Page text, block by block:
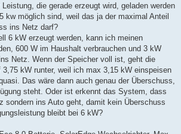
die gerade erzeugt wird, geladen werden
kw möglich sind, weil das ja der maximal Anteil
ins Netz darf?
6 kW erzeugt werden, kann ich meinen
600 W im Haushalt verbrauchen und 3 kW
Netz. Wenn der Speicher voll ist, geht die
3,75 kW runter, weil ich max 3,15 kW einspeisen
Das wäre dann auch genau der Überschuss,
steht. Oder ist erkennt das System, dass
sondern ins Auto geht, damit kein Überschuss
bleibt bei 6 kW?